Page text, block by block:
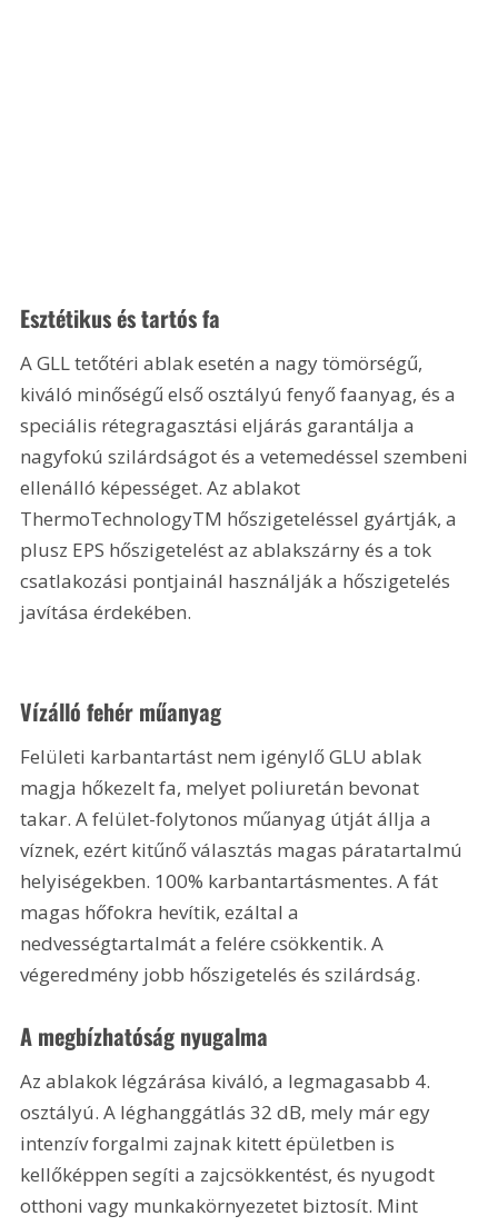
Esztétikus és tartós fa
A GLL tetőtéri ablak esetén a nagy tömörségű,
kiváló minőségű első osztályú fenyő faanyag, és a
speciális rétegragasztási eljárás garantálja a
nagyfokú szilárdságot és a vetemedéssel szembeni
ellenálló képességet. Az ablakot
ThermoTechnologyTM hőszigeteléssel gyártják, a
plusz EPS hőszigetelést az ablakszárny és a tok
csatlakozási pontjainál használják a hőszigetelés
javítása érdekében.
Vízálló fehér műanyag
Felületi karbantartást nem igénylő GLU ablak
magja hőkezelt fa, melyet poliuretán bevonat
takar. A felület-folytonos műanyag útját állja a
víznek, ezért kitűnő választás magas páratartalmú
helyiségekben. 100% karbantartásmentes. A fát
magas hőfokra hevítik, ezáltal a
nedvességtartalmát a felére csökkentik. A
végeredmény jobb hőszigetelés és szilárdság.
A megbízhatóság nyugalma
Az ablakok légzárása kiváló, a legmagasabb 4.
osztályú. A léghanggátlás 32 dB, mely már egy
intenzív forgalmi zajnak kitett épületben is
kellőképpen segíti a zajcsökkentést, és nyugodt
otthoni vagy munkakörnyezetet biztosít. Mint